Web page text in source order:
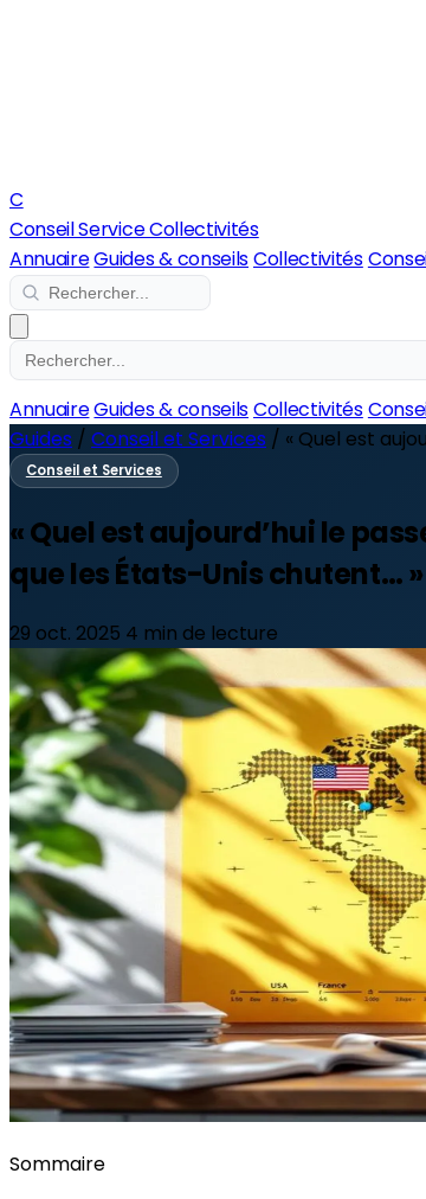
C
Conseil Service Collectivités
AnnuaireGuides & conseilsCollectivités
AnnuaireGuides & conseilsCollectivités
Guides / Conseil et Services / « Quel est
Conseil et Services
« Quel est aujourd’hui le
que les États-Unis chutent… »
29 oct. 2025 4 min de lecture
Sommaire